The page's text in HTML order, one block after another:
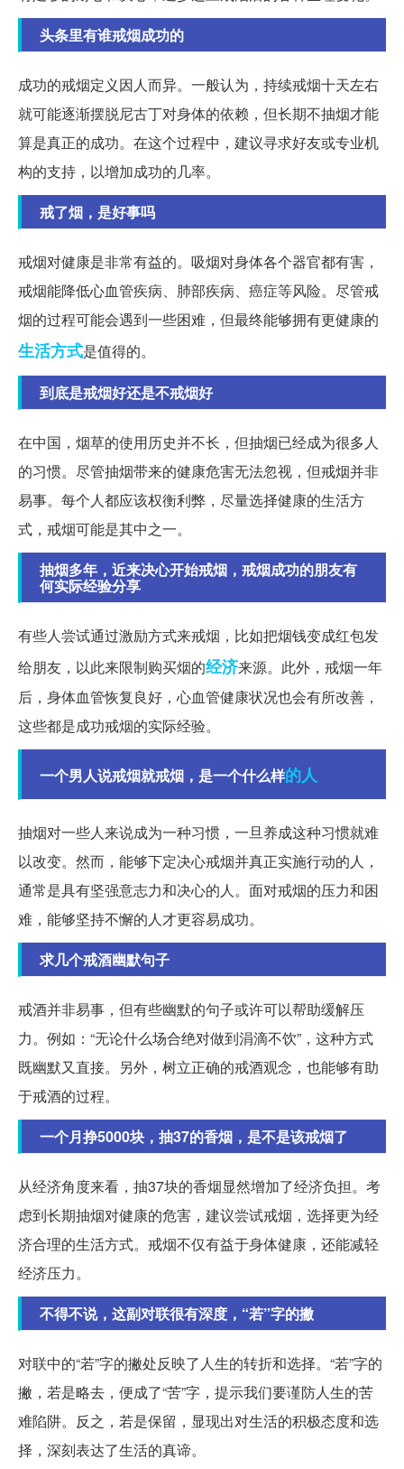
头条里有谁戒烟成功的
成功的戒烟定义因人而异。一般认为，持续戒烟十天左右
就可能逐渐摆脱尼古丁对身体的依赖，但长期不抽烟才能
算是真正的成功。在这个过程中，建议寻求好友或专业机
构的支持，以增加成功的几率。
戒了烟，是好事吗
戒烟对健康是非常有益的。吸烟对身体各个器官都有害，
戒烟能降低心血管疾病、肺部疾病、癌症等风险。尽管戒
烟的过程可能会遇到一些困难，但最终能够拥有更健康的
生活方式是值得的。
到底是戒烟好还是不戒烟好
在中国，烟草的使用历史并不长，但抽烟已经成为很多人
的习惯。尽管抽烟带来的健康危害无法忽视，但戒烟并非
易事。每个人都应该权衡利弊，尽量选择健康的生活方
式，戒烟可能是其中之一。
抽烟多年，近来决心开始戒烟，戒烟成功的朋友有
何实际经验分享
有些人尝试通过激励方式来戒烟，比如把烟钱变成红包发
给朋友，以此来限制购买烟的经济来源。此外，戒烟一年
后，身体血管恢复良好，心血管健康状况也会有所改善，
这些都是成功戒烟的实际经验。
一个男人说戒烟就戒烟，是一个什么样的人
抽烟对一些人来说成为一种习惯，一旦养成这种习惯就难
以改变。然而，能够下定决心戒烟并真正实施行动的人，
通常是具有坚强意志力和决心的人。面对戒烟的压力和困
难，能够坚持不懈的人才更容易成功。
求几个戒酒幽默句子
戒酒并非易事，但有些幽默的句子或许可以帮助缓解压
力。例如：“无论什么场合绝对做到涓滴不饮”，这种方式
既幽默又直接。另外，树立正确的戒酒观念，也能够有助
于戒酒的过程。
一个月挣5000块，抽37的香烟，是不是该戒烟了
从经济角度来看，抽37块的香烟显然增加了经济负担。考
虑到长期抽烟对健康的危害，建议尝试戒烟，选择更为经
济合理的生活方式。戒烟不仅有益于身体健康，还能减轻
经济压力。
不得不说，这副对联很有深度，“若”字的撇
对联中的“若”字的撇处反映了人生的转折和选择。“若”字的
撇，若是略去，便成了“苦”字，提示我们要谨防人生的苦
难陷阱。反之，若是保留，显现出对生活的积极态度和选
择，深刻表达了生活的真谛。